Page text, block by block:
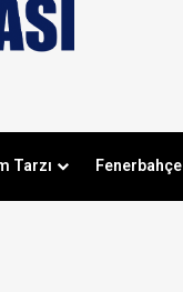
Tarzı Fenerbahçe